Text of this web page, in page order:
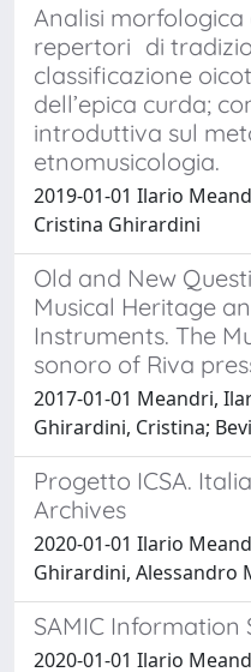
Analisi
repertori di
classificazione
dell’epica curda;
introduttiva sul
etnomusicologia.
2019-01-01 Ilario
Cristina Ghirardini
Old and New
Musical Heritage
Instruments. The
sonoro of Riva
2017-01-01 Meandri,
Ghirardini, Cristina;
Progetto ICSA.
Archives
2020-01-01 Ilario
Ghirardini, Alessandro
SAMIC Information
2020-01-01 Ilario